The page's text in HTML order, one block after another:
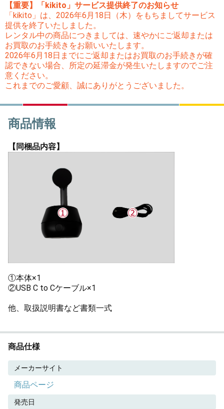
【重要】「kikito」サービス提供終了のお知らせ
「kikito」は、2026年6月18日（木）をもちましてサービス
提供を終了いたしました。
レンタル中の商品につきましては、速やかにご返却または
お買取のお手続きをお願いいたします。
2026年6月18日までにご返却またはお買取のお手続きが確
認できない場合、所定の延滞金が発生いたしますのでご注
意ください。
これまでのご愛顧、誠にありがとうございました。
商品情報
【同梱品内容】
①本体×1
②USB C to Cケーブル×1
他、取扱説明書など書類一式
商品仕様
メーカーサイト
商品ページ
発売日